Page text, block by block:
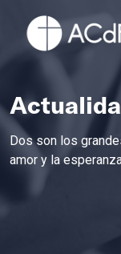
Dos son los
amor y la